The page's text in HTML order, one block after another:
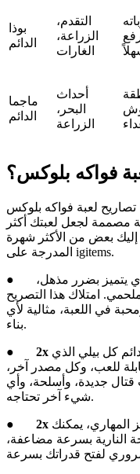
بوذا
الدائم
التقدم،
الزراعة،
الغارات
ماجما
الدائم
أحداث
البحر،
الزراعة
فواكه بلوكس؟
تصاريح لعبة فواكه بلوكس
مصممة لجعل لعبتك أكثر
إليك بعض من الأكثر شهرة
المدرجة على igitems.
● يتميز بضرر مذهل،
امتلاك هذا التصريح
في اللعبة، مثالية لأي
بناء.
●
كل بيلي الذي
للعب، وكل مصدر آخر،
جديدة، وأسلحة، وأي
شيء آخر تحتاجه.
●
المهاري، يمكنك
النارية بسرعة مضاعفة،